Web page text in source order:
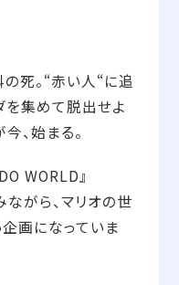
死。“赤い人“に追
を集めて脱出せよ
、始まる。
WORLD』
がら、マリオの世
画になっていま